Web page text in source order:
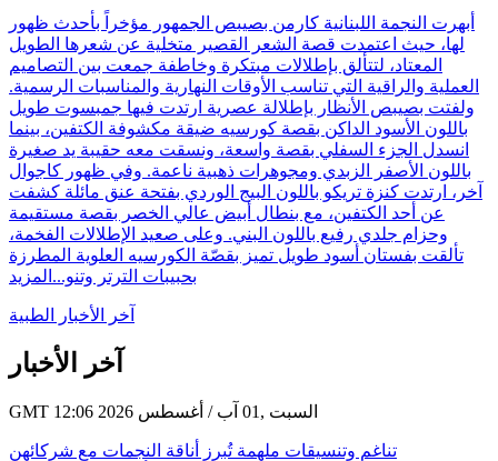
أبهرت النجمة اللبنانية كارمن بصيبص الجمهور مؤخراً بأحدث ظهور
لها، حيث اعتمدت قصة الشعر القصير متخلية عن شعرها الطويل
المعتاد، لتتألق بإطلالات مبتكرة وخاطفة جمعت بين التصاميم
العملية والراقية التي تناسب الأوقات النهارية والمناسبات الرسمية.
ولفتت بصيبص الأنظار بإطلالة عصرية ارتدت فيها جمبسوت طويل
باللون الأسود الداكن بقصة كورسيه ضيقة مكشوفة الكتفين، بينما
انسدل الجزء السفلي بقصة واسعة، ونسقت معه حقيبة يد صغيرة
باللون الأصفر الزبدي ومجوهرات ذهبية ناعمة. وفي ظهور كاجوال
آخر، ارتدت كنزة تريكو باللون البيج الوردي بفتحة عنق مائلة كشفت
عن أحد الكتفين، مع بنطال أبيض عالي الخصر بقصة مستقيمة
وحزام جلدي رفيع باللون البني. وعلى صعيد الإطلالات الفخمة،
تألقت بفستان أسود طويل تميز بقصّة الكورسيه العلوية المطرزة
بحبيبات الترتر وتنو... المزيد
آخر الأخبار الطبية
آخر الأخبار
GMT 12:06 2026 السبت ,01 آب / أغسطس
تناغم وتنسيقات ملهمة تُبرز أناقة النجمات مع شركائهن